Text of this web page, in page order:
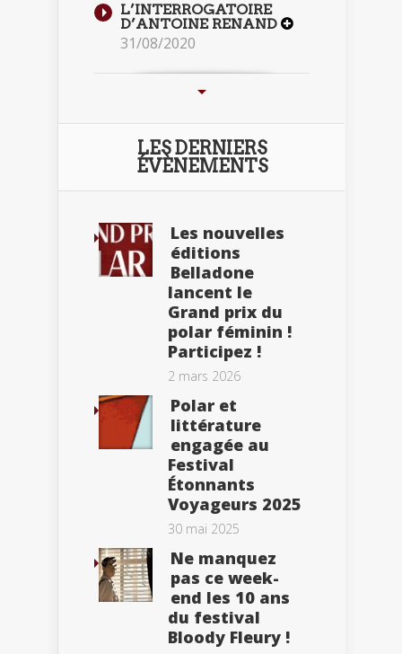
L’INTERROGATOIRE
D’ANTOINE RENAND
31/08/2020
LES DERNIERS
ÉVÈNEMENTS
Les nouvelles
éditions
Belladone
lancent le
Grand prix du
polar féminin !
Participez !
2 mars 2026
Polar et
littérature
engagée au
Festival
Étonnants
Voyageurs 2025
30 mai 2025
Ne manquez
pas ce week-
end les 10 ans
du festival
Bloody Fleury !